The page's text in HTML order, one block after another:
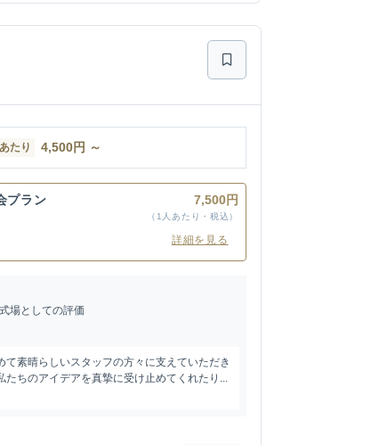
たり 4,500円 ～
プラン 7,500円
（1人あたり・税込）
詳細を見る
場としての評価
て素晴らしいスタッフの方々に支えていただき
たちのアイデアを真摯に受け止めてくれたり...